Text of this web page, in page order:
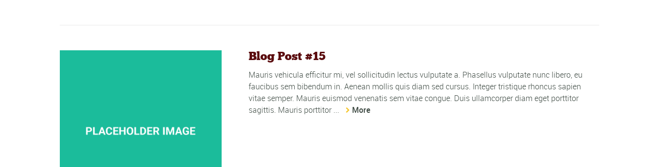
Blog Post #15
Mauris vehicula efficitur mi, vel sollicitudin lectus vulputate a. Phasellus vulputate nunc libero, eu
faucibus sem bibendum in. Aenean mollis quis diam sed cursus. Integer tristique rhoncus sapien
vitae semper. Mauris euismod venenatis sem vitae congue. Duis ullamcorper diam eget porttitor
sagittis. Mauris porttitor ...
More